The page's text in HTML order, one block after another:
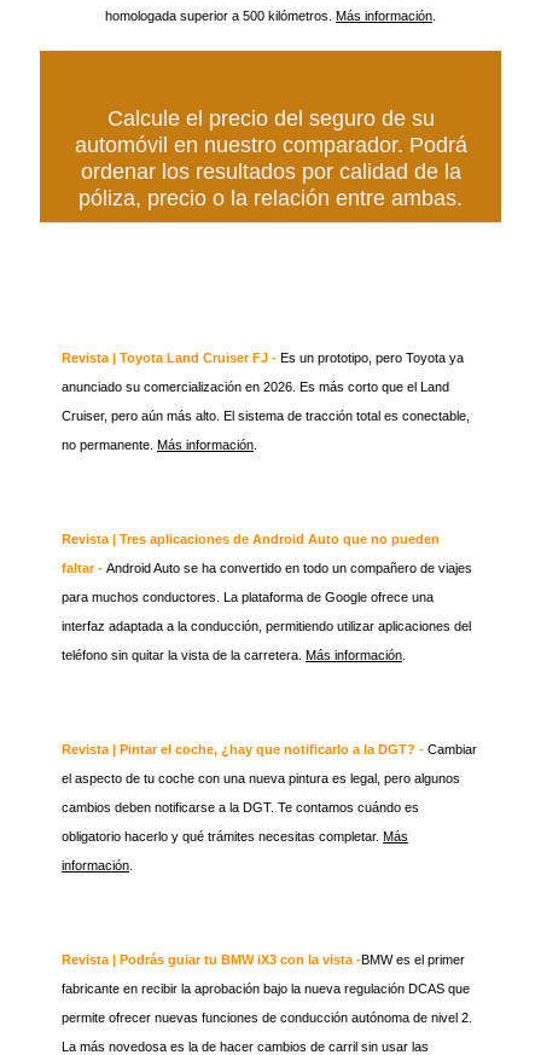
homologada superior a 500 kilómetros. Más información
Calcule el precio del seguro de su
automóvil en nuestro comparador. Podrá
ordenar los resultados por calidad de la
póliza, precio o la relación entre ambas.
Revista | Toyota Land Cruiser FJ - Es un prototipo, pero Toyota ya
anunciado su comercialización en 2026. Es más corto que el Land
Cruiser, pero aún más alto. El sistema de tracción total es conectable,
no permanente. Más información
Revista | Tres aplicaciones de Android Auto que no pueden
faltar - Android Auto se ha convertido en todo un compañero de viajes
para muchos conductores. La plataforma de Google ofrece una
interfaz adaptada a la conducción, permitiendo utilizar aplicaciones del
teléfono sin quitar la vista de la carretera. Más información
Revista | Pintar el coche, ¿hay que notificarlo a la DGT? - Cambiar
el aspecto de tu coche con una nueva pintura es legal, pero algunos
cambios deben notificarse a la DGT. Te contamos cuándo es
obligatorio hacerlo y qué trámites necesitas completar. Más
información
Revista | Podrás guiar tu BMW iX3 con la vista -BMW es el primer
fabricante en recibir la aprobación bajo la nueva regulación DCAS que
permite ofrecer nuevas funciones de conducción autónoma de nivel 2.
La más novedosa es la de hacer cambios de carril sin usar las